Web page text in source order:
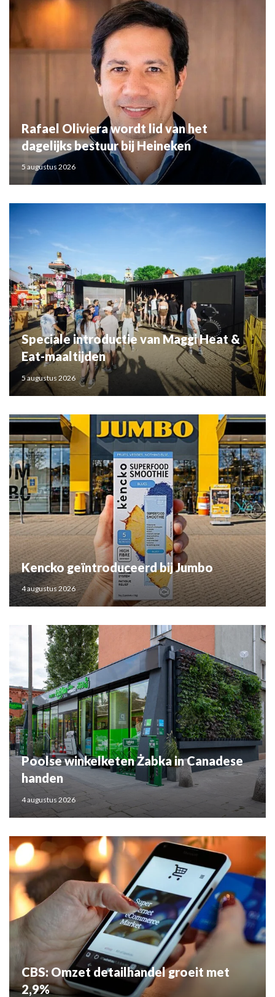
Rafael Oliviera wordt lid van het
dagelijks bestuur bij Heineken
5 augustus 2026
Speciale introductie van Maggi Heat &
Eat-maaltijden
5 augustus 2026
Kencko geïntroduceerd bij Jumbo
4 augustus 2026
Poolse winkelketen Żabka in Canadese
handen
4 augustus 2026
CBS: Omzet detailhandel groeit met
2,9%